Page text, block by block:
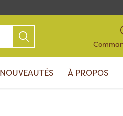
NOUVEAUTÉS À PROPOS